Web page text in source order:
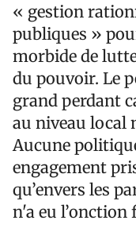
« gestion
publiques »
morbide de
du pouvoir. Le
grand perdant
au niveau local
Aucune
engagement
qu’envers les
n'a eu l’onction